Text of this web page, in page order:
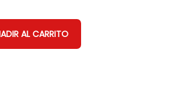
AL CARRITO